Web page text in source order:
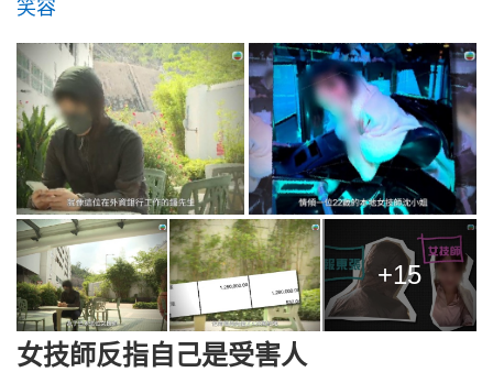
笑容
+15
女技師反指自己是受害人